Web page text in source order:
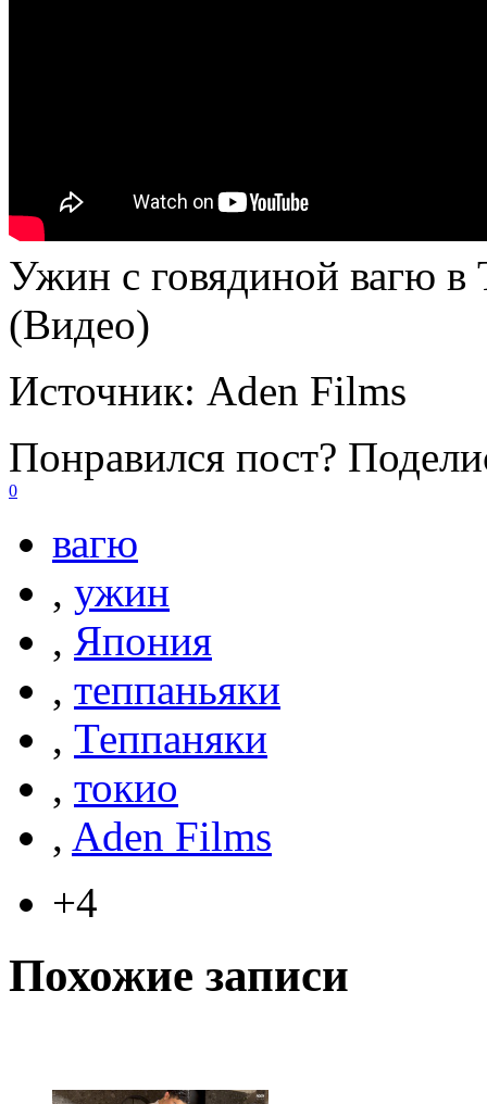
Ужин с говядиной вагю
(Видео)
Источник: Aden Films
Понравился пост?
0
вагю
, ужин
, Япония
, теппаньяки
, Теппаняки
, токио
, Aden Films
+4
Похожие записи